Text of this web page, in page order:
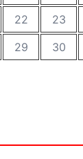
22 23
29 30